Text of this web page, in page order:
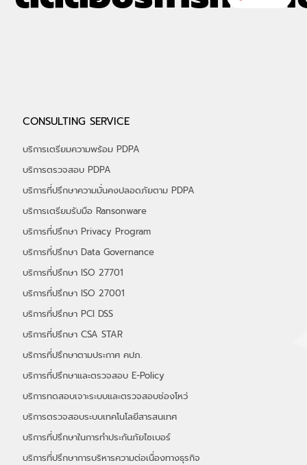
depa ในงาน THAIDEF-EX 2026 รับ
เกียรติ "รมว.พาณิชย์" เยี่ยมชมบูธ พร้อมรับ
ฟังสิทธิประโยชน์ จาก depa กว่า 50%
CONSULTING SERVICE
บริการเตรียมความพร้อม PDPA
บริการตรวจสอบ PDPA
บริการที่ปรึกษาความมั่นคงปลอดภัยตาม PDPA
บริการเตรียมรับมือ Ransonware
บริการที่ปรึกษา Privacy Program
บริการที่ปรึกษา Data Governance
บริการที่ปรึกษา ISO 27701
บริการที่ปรึกษา ISO 27001
บริการที่ปรึกษา PCI DSS
บริการที่ปรึกษา CSA STAR
บริการที่ปรึกษาตามประกาศ คปภ.
บริการที่ปรึกษาและตรวจสอบ E-Policy
บริการทดสอบเจาะระบบและตรวจสอบช่องโหว่
บริการตรวจสอบระบบเทคโนโลยีสารสนเทศ
บริการที่ปรึกษาในการทำประกันภัยไซเบอร์
​บริการที่ปรึกษาการบริหารความต่อเนื่องทางธุรกิจ